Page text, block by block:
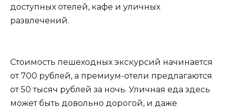
доступных отелей, кафе и уличных
развлечений.
Стоимость пешеходных экскурсий начинается
от 700 рублей, а премиум-отели предлагаются
от 50 тысяч рублей за ночь. Уличная еда здесь
может быть довольно дорогой, и даже